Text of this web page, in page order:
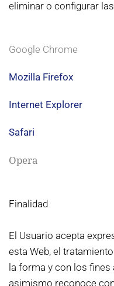
eliminar o configurar
Google Chrome
Mozilla Firefox
Internet Explorer
Safari
Opera
Finalidad
El Usuario acepta
esta Web, el
la forma y con los
asimismo reconoce